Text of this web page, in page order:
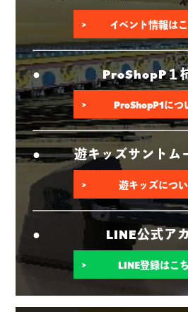
イベント情報は
ProShopP１
ProShopP1につ
遊キッズサントム
遊キッズにつ
LINE公式ア
LINE登録はこ